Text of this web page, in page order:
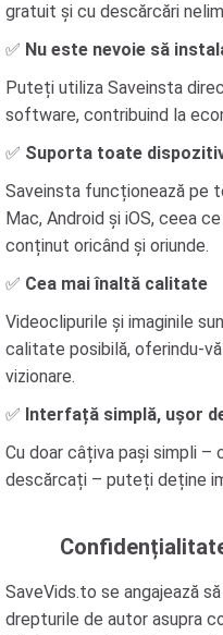
gratuit și cu descărcări
✅ Nu este nevoie să
Puteți utiliza Saveinsta
software, contribuind la
✅ Suporta toate
Saveinsta funcționează pe
Mac, Android și iOS, ceea
conținut oricând și oriunde.
✅ Cea mai înaltă calitate
Videoclipurile și imaginile
calitate posibilă, oferindu-
vizionare.
✅ Interfață simplă, ușor
Cu doar câțiva pași simpli –
descărcați – puteți deține
SaveVids.to se angajează
drepturile de autor asupra